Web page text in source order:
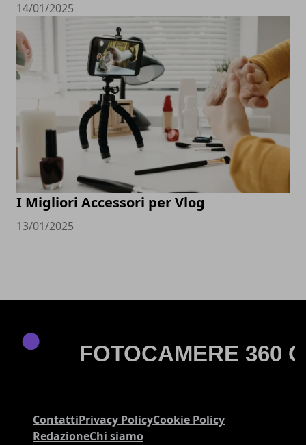
14/01/2025
I Migliori Accessori per Vlog
13/01/2025
ContattiPrivacy PolicyCookie Policy
RedazioneChi siamo